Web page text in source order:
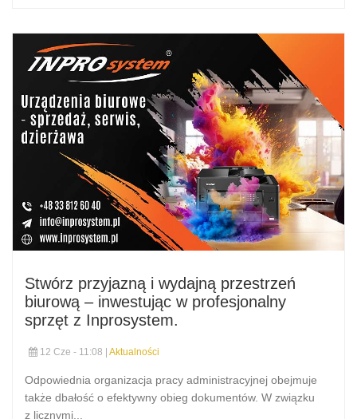
Stwórz przyjazną i wydajną przestrzeń
biurową – inwestując w profesjonalny
sprzęt z Inprosystem.
12 Cze - 11:08 | Aktualności
Odpowiednia organizacja pracy administracyjnej obejmuje
także dbałość o efektywny obieg dokumentów. W związku
z licznymi...